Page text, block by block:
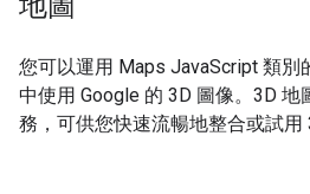
您可以運用 Maps JavaScript 類別
中使用 Google 的 3D 圖像。3D 地
務，可供您快速流暢地整合或試用